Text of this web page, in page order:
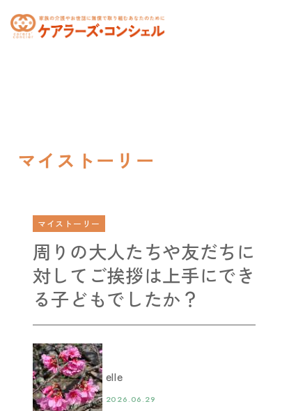
toggle
navigation
マイストーリー
マイストーリー
周りの大人たちや友だちに
対してご挨拶は上手にでき
る子どもでしたか？
elle
2026.06.29